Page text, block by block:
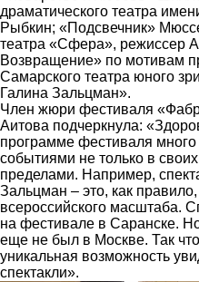
драматического театра
Рыбкин; «Подсвечник»
театра «Сфера», режиссер
Возвращение» по мотивам
Самарского театра юного
Галина Зальцман».
Член жюри фестиваля
Аитова подчеркнула:
программе фестиваля много
событиями не только в
пределами. Например,
Зальцман – это, как
всероссийского масштаба.
на фестивале в Саранске.
еще не был в Москве. Так
уникальная возможность
спектакли».